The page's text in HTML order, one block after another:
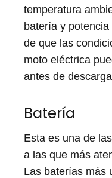
temperatura
batería y
de que las
moto eléctrica
antes de
Batería
Esta es una de
a las que más
Las baterías más